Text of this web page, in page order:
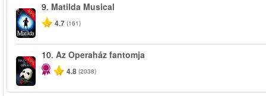
-50%
9. Matilda Musical
4.7 (161)
-20%
10. Az Operaház fantomja
4.8 (2038)